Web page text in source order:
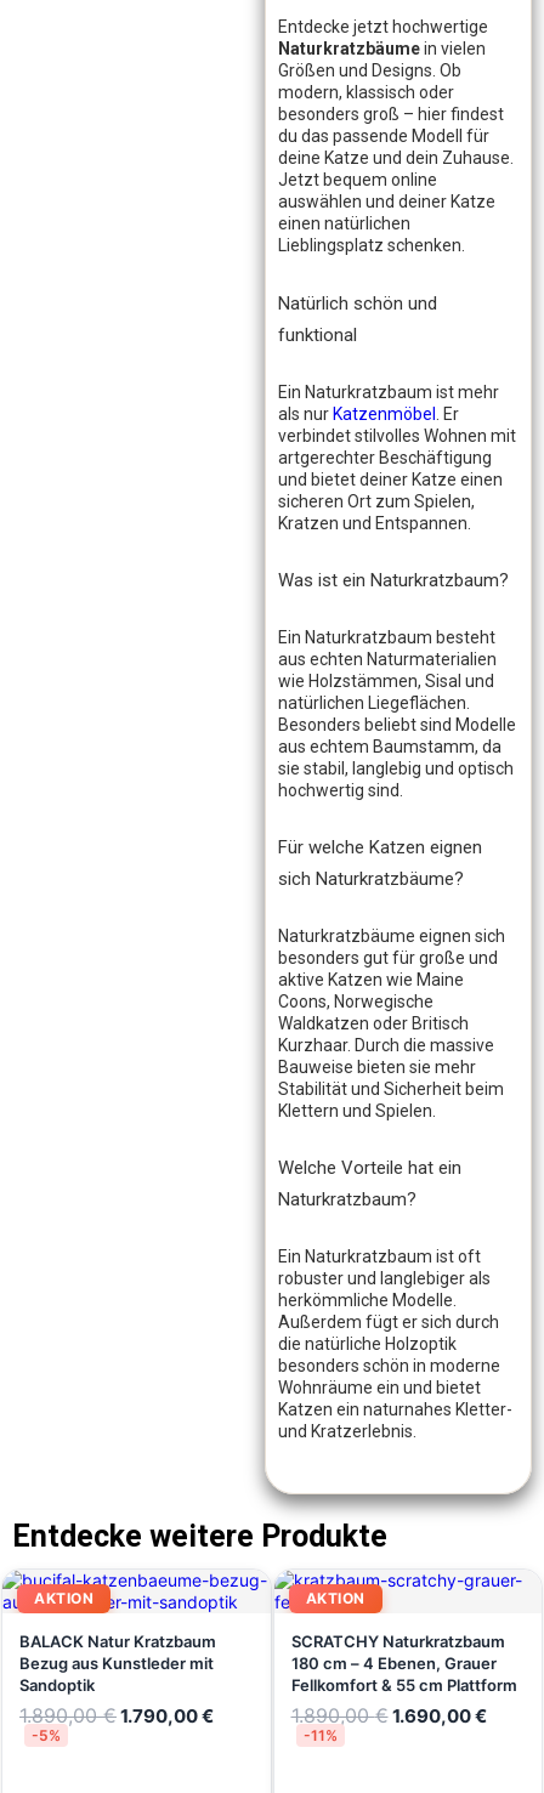
Entdecke jetzt hochwertige
Naturkratzbäumein vielen
Größen und Designs. Ob
modern, klassisch oder
besonders groß – hier findest
du das passende Modell für
deine Katze und dein Zuhause.
Jetzt bequem online
auswählen und deiner Katze
einen natürlichen
Lieblingsplatz schenken.
Natürlich schön und
funktional
Ein Naturkratzbaum ist mehr
als nurKatzenmöbel . Er
verbindet stilvolles Wohnen mit
artgerechter Beschäftigung
und bietet deiner Katze einen
sicheren Ort zum Spielen,
Kratzen und Entspannen.
Was ist ein Naturkratzbaum?
Ein Naturkratzbaum besteht
aus echten Naturmaterialien
wie Holzstämmen, Sisal und
natürlichen Liegeflächen.
Besonders beliebt sind Modelle
aus echtem Baumstamm, da
sie stabil, langlebig und optisch
hochwertig sind.
Für welche Katzen eignen
sich Naturkratzbäume?
Naturkratzbäume eignen sich
besonders gut für große und
aktive Katzen wie Maine
Coons, Norwegische
Waldkatzen oder Britisch
Kurzhaar. Durch die massive
Bauweise bieten sie mehr
Stabilität und Sicherheit beim
Klettern und Spielen.
Welche Vorteile hat ein
Naturkratzbaum?
Ein Naturkratzbaum ist oft
robuster und langlebiger als
herkömmliche Modelle.
Außerdem fügt er sich durch
die natürliche Holzoptik
besonders schön in moderne
Wohnräume ein und bietet
Katzen ein naturnahes Kletter-
und Kratzerlebnis.
Entdecke weitere Produkte
AKTION
BALACK Natur Kratzbaum
Bezug aus Kunstleder mit
Sandoptik
1.890,00€1.790,00€
-5%
AKTION
SCRATCHY Naturkratzbaum
180 cm – 4 Ebenen, Grauer
Fellkomfort & 55 cm Plattform
1.890,00€1.690,00€
-11%